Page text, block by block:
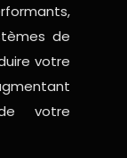
de
votre
votre